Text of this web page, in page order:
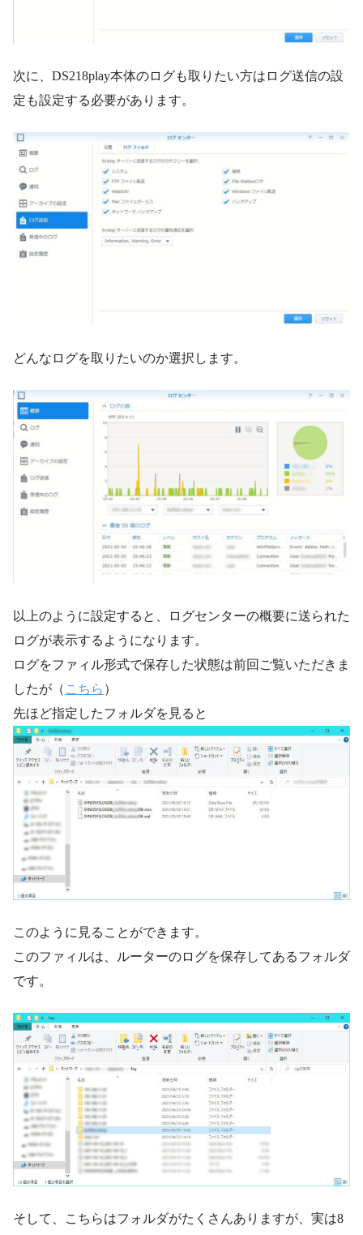
次に、DS218play本体のログも取りたい方はログ送信の設
定も設定する必要があります。
どんなログを取りたいのか選択します。
以上のように設定すると、ログセンターの概要に送られた
ログが表示するようになります。
ログをファィル形式で保存した状態は前回ご覧いただきま
したが（ こちら ）
先ほど指定したフォルダを見ると
このように見ることができます。
このファィルは、ルーターのログを保存してあるフォルダ
です。
そして、こちらはフォルダがたくさんありますが、実は8